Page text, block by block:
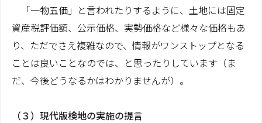
「一物五価」と言われたりするように、土地には固定
資産税評価額、公示価格、実勢価格など様々な価格もあ
り、ただでさえ複雑なので、情報がワンストップとなる
ことは良いことなのでは、と思ったりしています（ま
だ、今後どうなるかはわかりませんが）。
（３）現代版検地の実施の提言